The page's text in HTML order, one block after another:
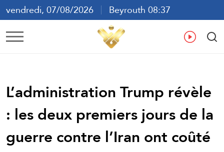
vendredi, 07/08/2026
Beyrouth 08:37
ع
L’administration Trump révèle
: les deux premiers jours de la
guerre contre l’Iran ont coûté